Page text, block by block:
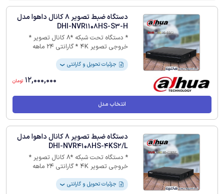
دستگاه ضبط تصویر 8 کانال داهوا مدل
DHI-NVR1108HS-S3-H
* دستگاه تحت شبکه *8 کانال تصویر *
خروجی تصویر 4K * گارانتی 24 ماهه
جزئیات تحویل و گارانتی ❯
12,000,000 تومان
انتخاب مدل
دستگاه ضبط تصویر 8 کانال داهوا مدل
DHI-NVR4108HS-4KS2/L
* دستگاه تحت شبکه *8 کانال تصویر *
خروجی تصویر 4K * گارانتی 24 ماهه
جزئیات تحویل و گارانتی ❯